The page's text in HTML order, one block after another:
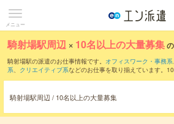
メニュー
騎射場駅周辺 × 10名以上の大量募集
騎射場駅の派遣のお仕事情報です。 オフィスワーク・事務系、
系、 クリエイティブ系などのお仕事を取り揃えています。
騎射場駅周辺 / 10名以上の大量募集